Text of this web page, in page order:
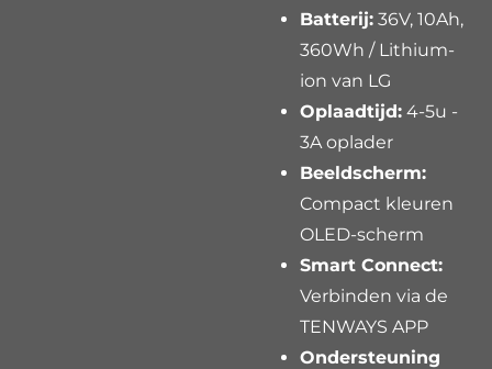
Batterij: 36V, 10Ah,
360Wh / Lithium-
ion van LG
Oplaadtijd: 4-5u -
3A oplader
Beeldscherm:
Compact kleuren
OLED-scherm
Smart Connect:
Verbinden via de
TENWAYS APP
Ondersteuning